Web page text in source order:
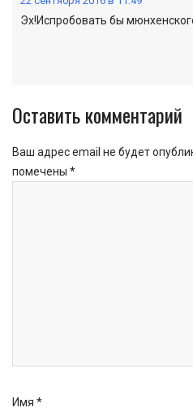
Эх!Испробовать бы
Оставить комментарий
Ваш адрес email не будет
помечены *
Имя *